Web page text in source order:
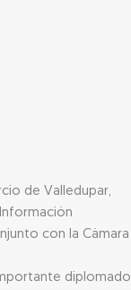
de Valledupar,
con la Cámara
diplomado